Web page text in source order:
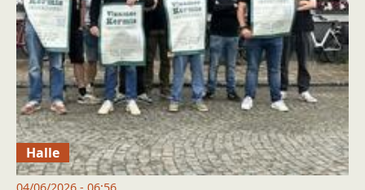
Halle
04/06/2026 - 06:56